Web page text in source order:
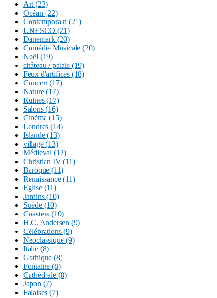
Art (23)
Océan (22)
Contemporain (21)
UNESCO (21)
Danemark (20)
Comédie Musicale (20)
Noël (19)
château / palais (19)
Feux d'artifices (18)
Concert (17)
Nature (17)
Ruines (17)
Salons (16)
Cinéma (15)
Londres (14)
Islande (13)
village (13)
Médieval (12)
Christian IV (11)
Baroque (11)
Renaissance (11)
Eglise (11)
Jardins (10)
Suède (10)
Coasters (10)
H.C. Andersen (9)
Célébrations (9)
Néoclassique (9)
Italie (8)
Gothique (8)
Fontaine (8)
Cathédrale (8)
Japon (7)
Falaises (7)